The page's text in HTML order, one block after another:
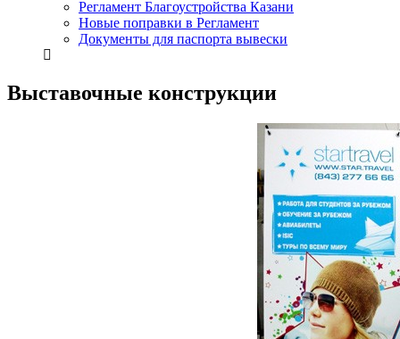
Регламент Благоустройства Казани
Новые поправки в Регламент
Документы для паспорта вывески
Выставочные конструкции